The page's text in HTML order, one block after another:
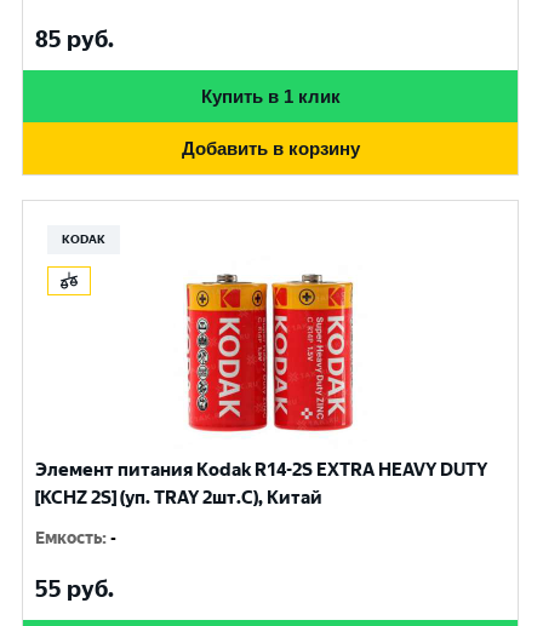
85 руб.
Купить в 1 клик
Добавить в корзину
KODAK
Элемент питания Kodak R14-2S EXTRA HEAVY DUTY
[KCHZ 2S] (уп. TRAY 2шт.C), Китай
Емкость:-
55 руб.